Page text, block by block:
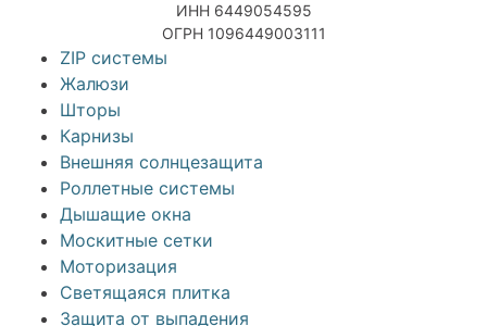
ИНН 6449054595
ОГРН 1096449003111
ZIP системы
Жалюзи
Шторы
Карнизы
Внешняя солнцезащита
Роллетные системы
Дышащие окна
Москитные сетки
Моторизация
Светящаяся плитка
Защита от выпадения